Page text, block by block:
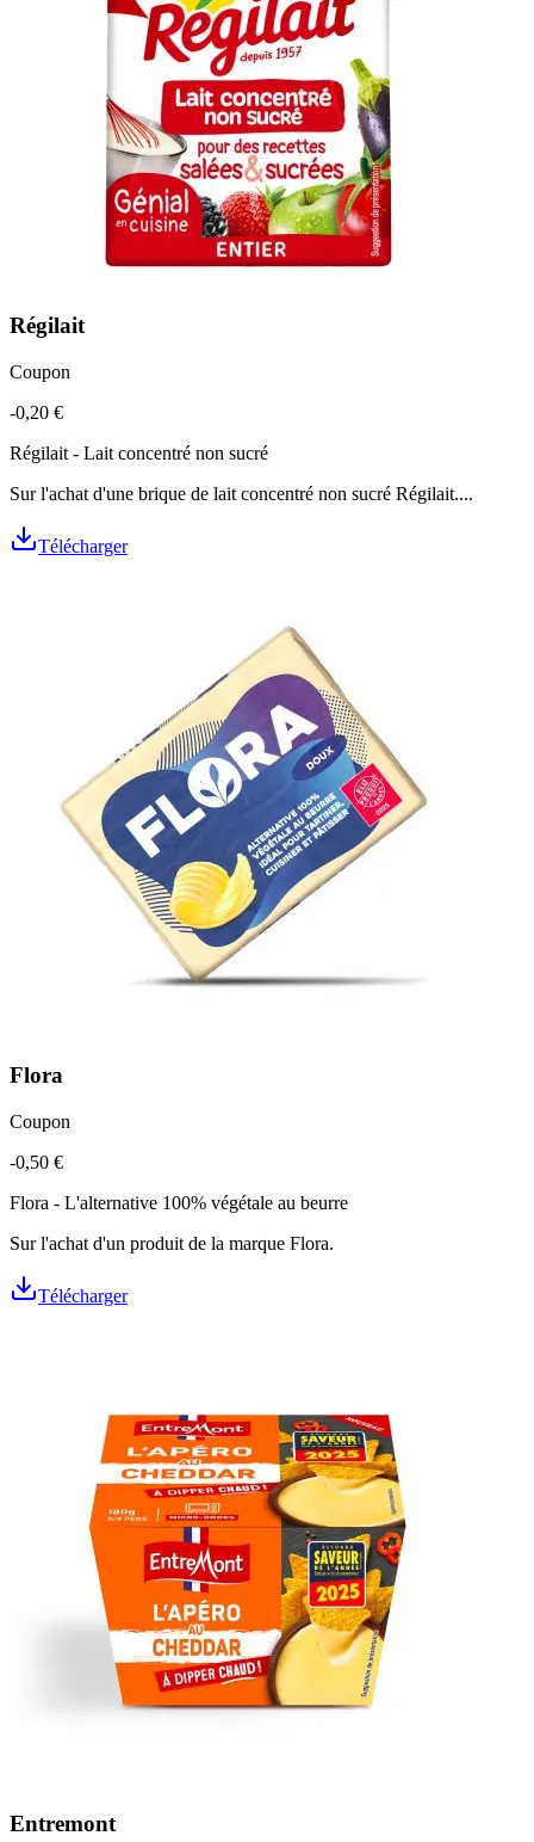
Régilait
Coupon
-0,20 €
Régilait - Lait concentré non sucré
Sur l'achat d'une brique de lait concentré non sucré Régilait....
Télécharger
Flora
Coupon
-0,50 €
Flora - L'alternative 100% végétale au beurre
Sur l'achat d'un produit de la marque Flora.
Télécharger
Entremont